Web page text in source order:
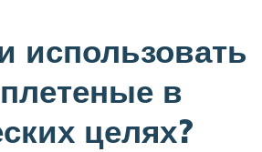
использовать
в
целях?